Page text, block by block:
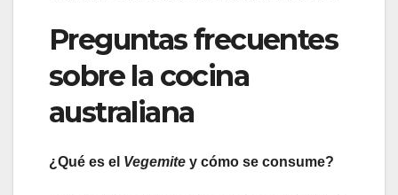
Preguntas frecuentes
sobre la cocina
australiana
¿Qué es el Vegemite y cómo se consume?